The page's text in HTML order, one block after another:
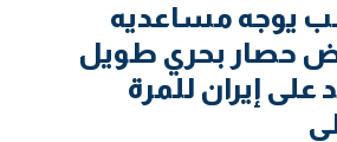
يوجه مساعديه
حصار بحري طويل
على إيران للمرة